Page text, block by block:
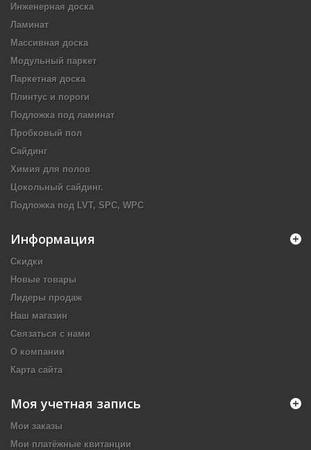
Инженерная доска
Ламинат
Массивная доска
Модульный паркет
Паркетная доска
Плинтус и пороги
Подложка под ламинат
Пробковый пол
Сайдинг
Химия для полов
Цокольный сайдинг.
Подложка под LVT, SPC, WPC
Информация
Скидки
Новые товары
Лидеры продаж
Наш магазин
Связаться с нами
О компании
Карта сайта
Моя учетная запись
Мои заказы
Мои платёжные квитанции